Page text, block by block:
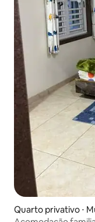
Quarto privativo ⋅